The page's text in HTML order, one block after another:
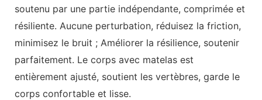
soutenu par une partie indépendante, comprimée et
résiliente. Aucune perturbation, réduisez la friction,
minimisez le bruit ; Améliorer la résilience, soutenir
parfaitement. Le corps avec matelas est
entièrement ajusté, soutient les vertèbres, garde le
corps confortable et lisse.